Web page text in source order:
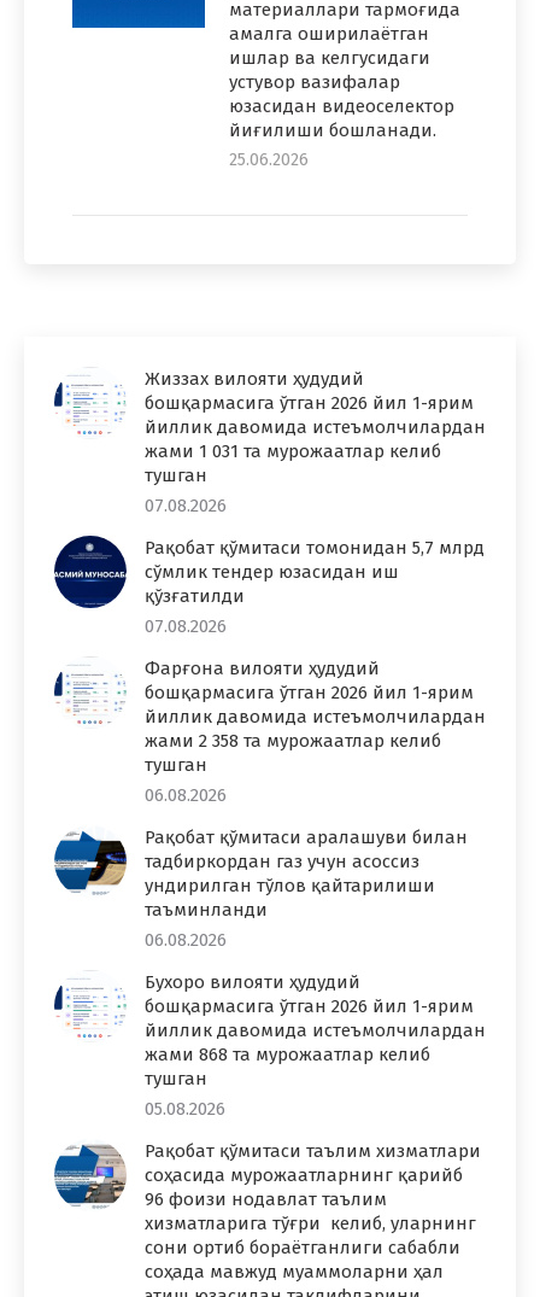
материаллари тармоғида
амалга оширилаётган
ишлар ва келгусидаги
устувор вазифалар
юзасидан видеоселектор
йиғилиши бошланади.
25.06.2026
Жиззах вилояти ҳудудий
бошқармасига ўтган 2026 йил 1-ярим
йиллик давомида истеъмолчилардан
жами 1 031 та мурожаатлар келиб
тушган
07.08.2026
Рақобат қўмитаси томонидан 5,7 млрд
сўмлик тендер юзасидан иш
қўзғатилди
07.08.2026
Фарғона вилояти ҳудудий
бошқармасига ўтган 2026 йил 1-ярим
йиллик давомида истеъмолчилардан
жами 2 358 та мурожаатлар келиб
тушган
06.08.2026
Рақобат қўмитаси аралашуви билан
тадбиркордан газ учун асоссиз
ундирилган тўлов қайтарилиши
таъминланди
06.08.2026
Бухоро вилояти ҳудудий
бошқармасига ўтган 2026 йил 1-ярим
йиллик давомида истеъмолчилардан
жами 868 та мурожаатлар келиб
тушган
05.08.2026
Рақобат қўмитаси таълим хизматлари
соҳасида мурожаатларнинг қарийб
96 фоизи нодавлат таълим
хизматларига тўғри келиб, уларнинг
сони ортиб бораётганлиги сабабли
соҳада мавжуд муаммоларни ҳал